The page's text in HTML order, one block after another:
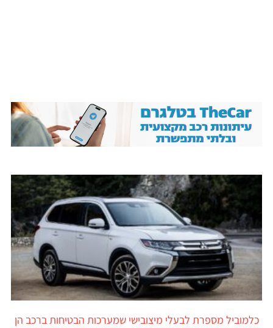
כלמוביל מספרת לבעלי מיצובישי שמערכות הבטיחות ברכב הן